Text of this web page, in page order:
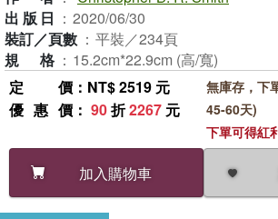
出版日 ： 2020/06/30
裝訂／頁數 ： 平裝／234頁
規格 ： 15.2cm*22.9cm (高/寬)
定價 ：NT$ 2519 元
優惠價 ： 90折2267 元
加入購物車
無庫存，下
45-60天)
下單可得紅